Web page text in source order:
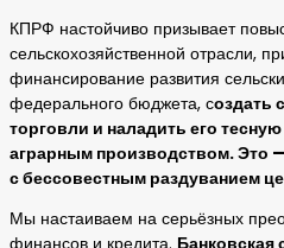
КПРФ настойчиво призывает
сельскохозяйственной отрасли,
финансирование развития
федерального бюджета, создать
торговли и наладить его
аграрным производством. Это
с бессовестным раздуванием
Мы настаиваем на серьёзных